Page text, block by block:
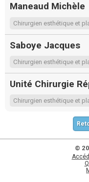
Maneaud Michèle
Chirurgien esthétique et
Saboye Jacques
Chirurgien esthétique et
Unité Chirurgie
Chirurgien esthétique et
©